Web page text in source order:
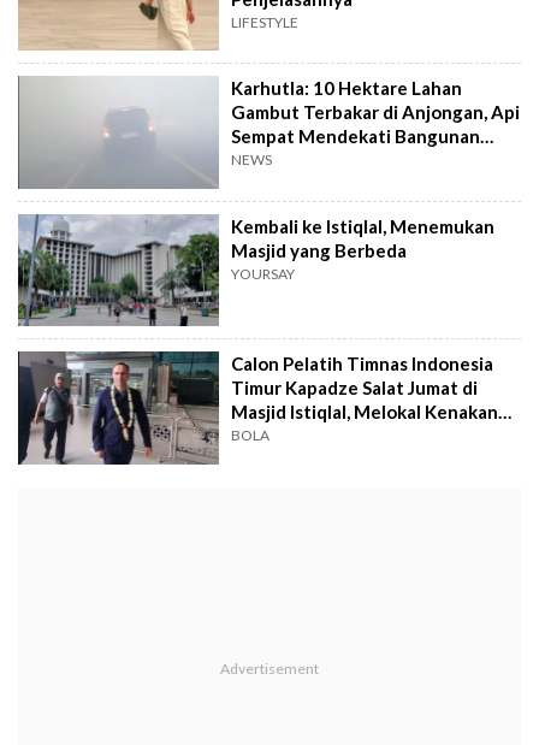
LIFESTYLE
Karhutla: 10 Hektare Lahan
Gambut Terbakar di Anjongan, Api
Sempat Mendekati Bangunan
Warga
NEWS
Kembali ke Istiqlal, Menemukan
Masjid yang Berbeda
YOURSAY
Calon Pelatih Timnas Indonesia
Timur Kapadze Salat Jumat di
Masjid Istiqlal, Melokal Kenakan
Batik
BOLA